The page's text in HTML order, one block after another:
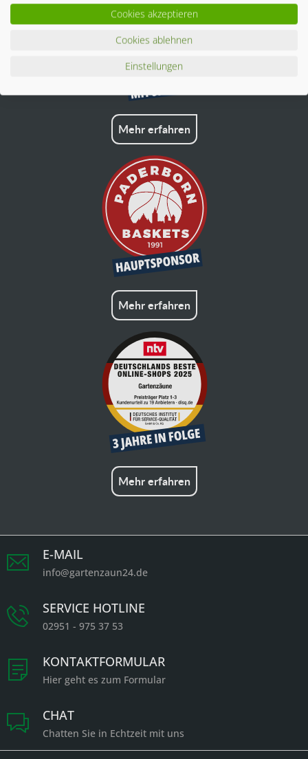
Mehr erfahren
Mehr erfahren
Mehr erfahren
E-MAIL
info@gartenzaun24.de
SERVICE HOTLINE
02951 - 975 37 53
KONTAKTFORMULAR
Hier geht es zum Formular
CHAT
Chatten Sie in Echtzeit mit uns
Cookies akzeptieren
Cookies ablehnen
Einstellungen